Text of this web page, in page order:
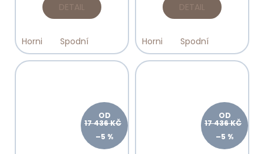
DETAIL
Horni Spodní
DETAIL
Horni Spodní
OD
17 436 KČ
–5 %
OD
17 436 KČ
–5 %